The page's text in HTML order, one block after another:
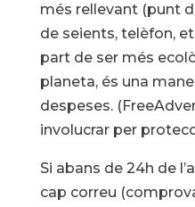
més rellevant (punt
de seients, telèfon,
part de ser més
planeta, és una
despeses.
involucrar per
Si abans de 24h de
cap correu